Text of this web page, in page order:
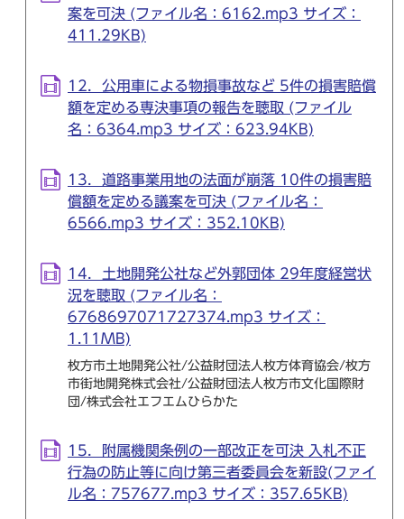
案を可決 (ファイル名：6162.mp3 サイズ：
411.29KB)
12．公用車による物損事故など 5件の損害賠償
額を定める専決事項の報告を聴取 (ファイル
名：6364.mp3 サイズ：623.94KB)
13．道路事業用地の法面が崩落 10件の損害賠
償額を定める議案を可決 (ファイル名：
6566.mp3 サイズ：352.10KB)
14．土地開発公社など外郭団体 29年度経営状
況を聴取 (ファイル名：
6768697071727374.mp3 サイズ：
1.11MB)
枚方市土地開発公社/公益財団法人枚方体育協会/枚方
市街地開発株式会社/公益財団法人枚方市文化国際財
団/株式会社エフエムひらかた
15．附属機関条例の一部改正を可決 入札不正
行為の防止等に向け第三者委員会を新設(ファイ
ル名：757677.mp3 サイズ：357.65KB)